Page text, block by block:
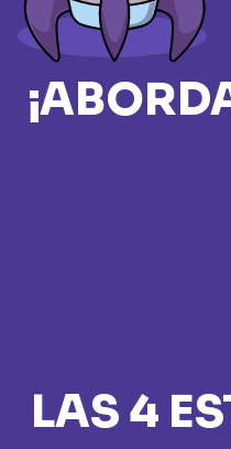
LAS 4